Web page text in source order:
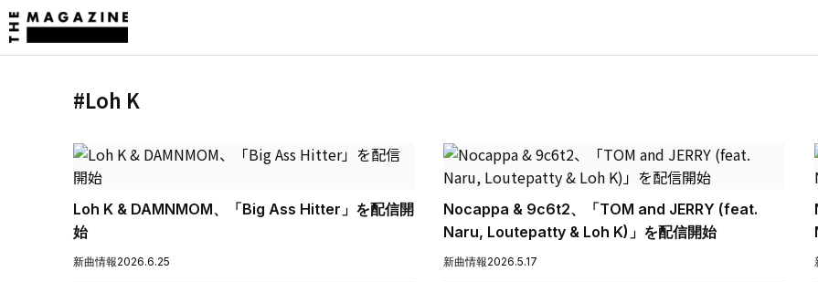
#Loh K
Loh K & DAMNMOM、「Big Ass Hitter」を配信開
始
新曲情報2026.6.25
Nocappa & 9c6t2、「TOM and JERRY (feat.
Naru, Loutepatty & Loh K)」を配信開始
新曲情報2026.5.17